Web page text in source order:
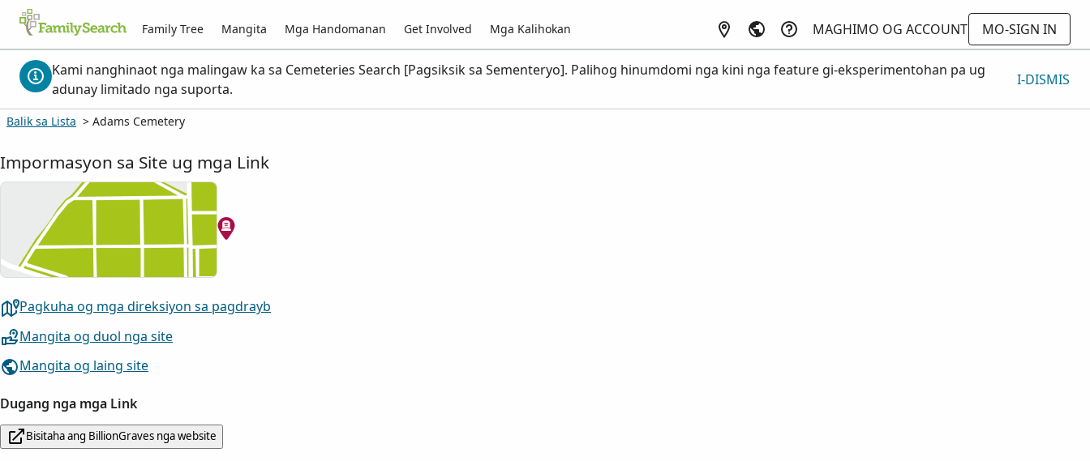
Family Tree Mangita Mga Handomanan Get Involved Mga Kalihokan MAGHIMO OG ACCOUNT MO-SIGN IN
Kami nanghinaot nga malingaw ka sa Cemeteries Search [Pagsiksik sa Sementeryo]. Palihog hinumdomi nga kini nga feature gi-eksperimentohan pa ug
adunay limitado nga suporta.
I-DISMIS
Balik sa Lista > Adams Cemetery
Impormasyon sa Site ug mga Link
Pagkuha og mga direksiyon sa pagdrayb
Mangita og duol nga site
Mangita og laing site
Dugang nga mga Link
Bisitaha ang BillionGraves nga website